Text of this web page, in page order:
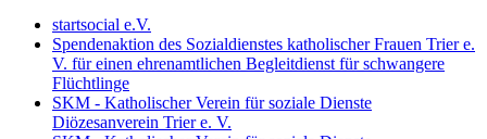
startsocial e.V.
Spendenaktion des Sozialdienstes katholischer Frauen Trier e.
V. für einen ehrenamtlichen Begleitdienst für schwangere
Flüchtlinge
SKM - Katholischer Verein für soziale Dienste
Diözesanverein Trier e. V.